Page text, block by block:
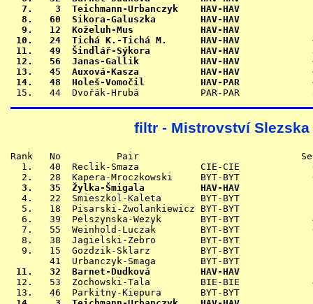
7.    3  Teichmann-Urbanczyk    HAV-HAV
8.   60  Sikora-Galuszka        HAV-HAV
9.   12  Koželuh-Mus            HAV-HAV
10.   24  Tichá K.-Tichá M.      HAV-HAV
11.   49  Šindlář-Sýkora         HAV-HAV
12.   56  Janas-Gallik           HAV-HAV
13.   45  Auxová-Kasza           HAV-HAV
14.   48  Holeš-Vomočil          HAV-PAR
filtr - Mistrovství
Rank   No          Pair                             Sess.
1.   40  Reclik-Smaza           CIE-CIE
3.   35  Žylka-Šmigala          HAV-HAV
4.   22  Smieszkol-Kaleta       BYT-BYT
5.   18  Pisarski-Zwolankiewicz BYT-BYT
6.   39  Pelszynska-Wezyk       BYT-BYT
7.   55  Weinhold-Luczak        BYT-BYT
8.   38  Jagielski-Zebro        BYT-BYT
9.   15  Gozdzik-Sklarz         BYT-BYT
11.   32  Barnet-Dudková         HAV-HAV
12.   53  Zochowski-Tala         BIE-BIE